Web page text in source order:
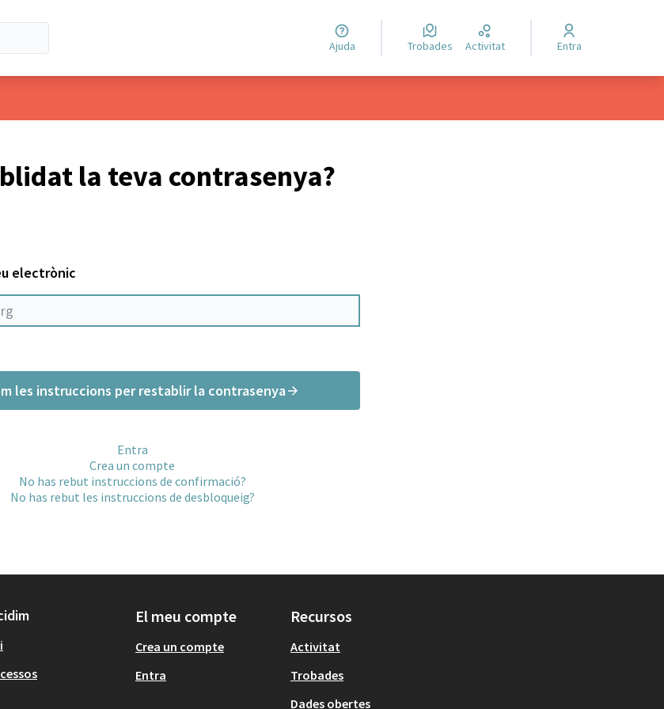
Ajuda Trobades Activitat Entra
la teva contrasenya?
electrònic
les instruccions per restablir la contrasenya
Entra
Crea un compte
No has rebut instruccions de confirmació?
No has rebut les instruccions de desbloqueig?
El meu compte
Crea un compte
Entra
Recursos
Activitat
Trobades
Dades obertes